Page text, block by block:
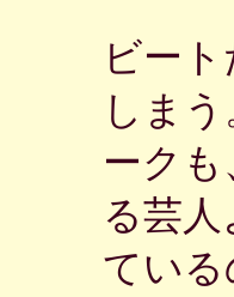
ビー
しま
ーク
る芸
てい